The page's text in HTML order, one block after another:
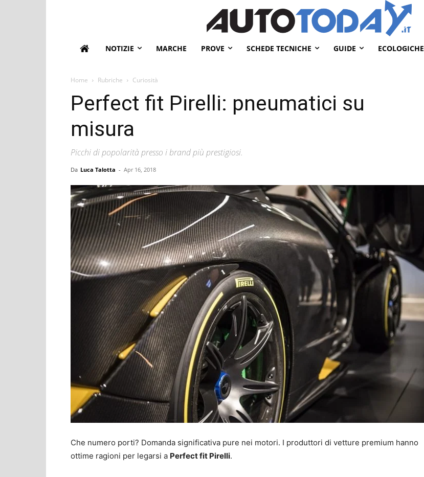
NOTIZIE MARCHE PROVE SCHEDE TECNICHE GUIDE ECOLOGICHE
Home Rubriche Curiosità
Perfect fit Pirelli: pneumatici su
misura
Picchi di popolarità presso i brand più prestigiosi.
Da Luca Talotta - Apr 16, 2018
Che numero porti? Domanda significativa pure nei motori. I produttori di vetture premium hanno
ottime ragioni per legarsi a Perfect fit Pirelli.